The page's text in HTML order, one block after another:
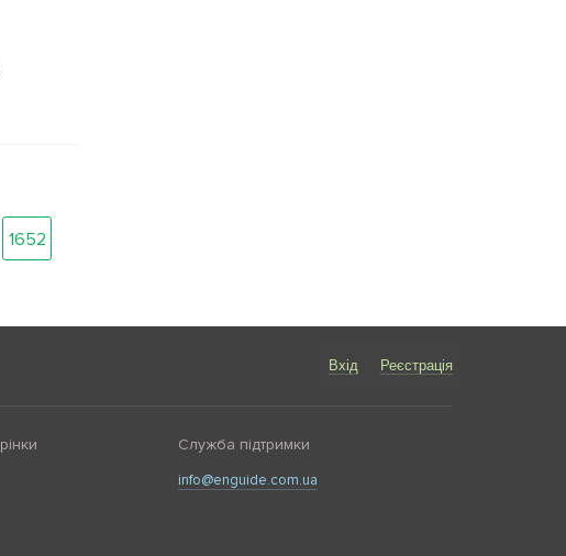
1652
Вхід Реєстрація
Служба підтримки
info@enguide.com.ua